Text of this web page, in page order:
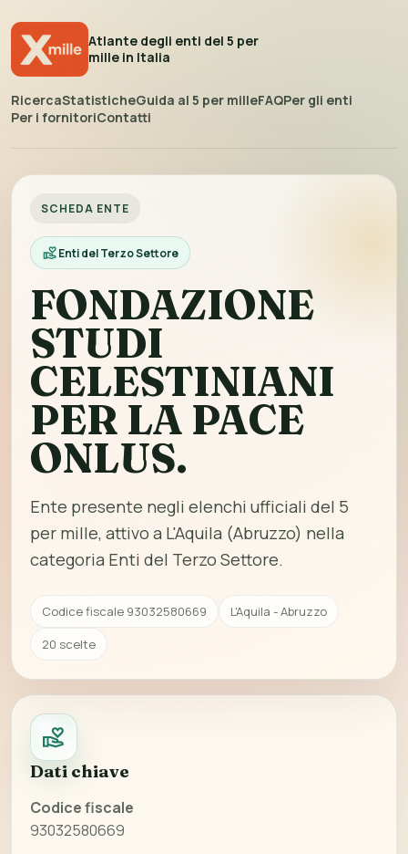
Atlante degli enti del 5 per
mille in Italia
RicercaStatisticheGuida al 5 per milleFAQPer gli enti
Per i fornitoriContatti
SCHEDA ENTE
Enti del Terzo Settore
FONDAZIONE
STUDI
CELESTINIANI
PER LA PACE
ONLUS.
Ente presente negli elenchi ufficiali del 5
per mille, attivo a L'Aquila (Abruzzo) nella
categoria Enti del Terzo Settore.
Codice fiscale 93032580669
L'Aquila - Abruzzo
20 scelte
Dati chiave
Codice fiscale
93032580669